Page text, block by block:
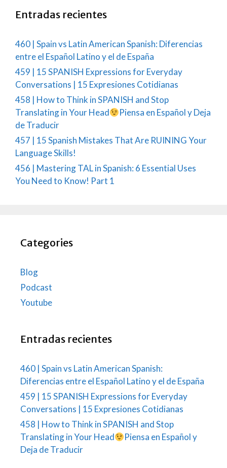
Entradas recientes
460 | Spain vs Latin American Spanish: Diferencias
entre el Español Latino y el de España
459 | 15 SPANISH Expressions for Everyday
Conversations | 15 Expresiones Cotidianas
458 | How to Think in SPANISH and Stop
Translating in Your Head
Piensa en Español y Deja
de Traducir
457 | 15 Spanish Mistakes That Are RUINING Your
Language Skills!
456 | Mastering TAL in Spanish: 6 Essential Uses
You Need to Know! Part 1
Categories
Blog
Podcast
Youtube
Entradas recientes
460 | Spain vs Latin American Spanish:
Diferencias entre el Español Latino y el de España
459 | 15 SPANISH Expressions for Everyday
Conversations | 15 Expresiones Cotidianas
458 | How to Think in SPANISH and Stop
Translating in Your Head
Piensa en Español y
Deja de Traducir